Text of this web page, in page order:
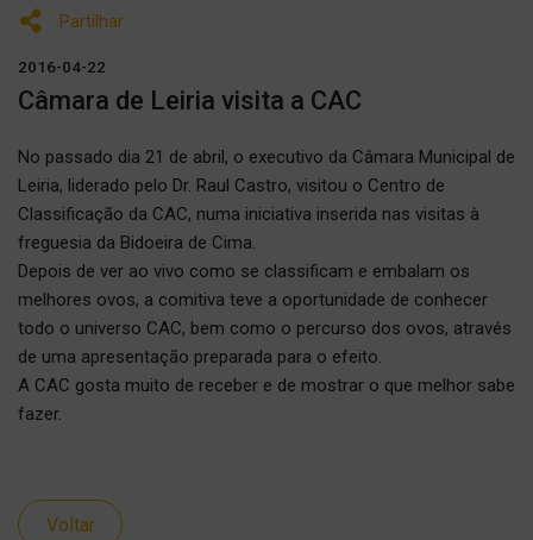
Partilhar
2016-04-22
Câmara de Leiria visita a CAC
No passado dia 21 de abril, o executivo da Câmara Municipal de
Leiria, liderado pelo Dr. Raul Castro, visitou o Centro de
Classificação da CAC, numa iniciativa inserida nas visitas à
freguesia da Bidoeira de Cima.
Depois de ver ao vivo como se classificam e embalam os
melhores ovos, a comitiva teve a oportunidade de conhecer
todo o universo CAC, bem como o percurso dos ovos, através
de uma apresentação preparada para o efeito.
A CAC gosta muito de receber e de mostrar o que melhor sabe
fazer.
Voltar